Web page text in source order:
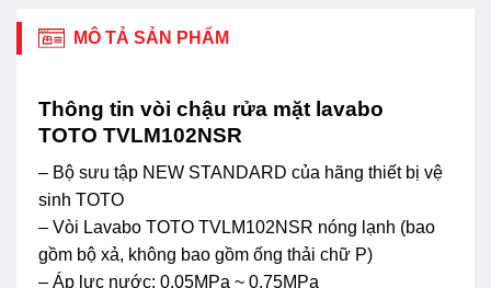
MÔ TẢ SẢN PHẨM
Thông tin vòi chậu rửa mặt lavabo
TOTO TVLM102NSR
– Bộ sưu tập NEW STANDARD của hãng thiết bị vệ
sinh TOTO
– Vòi Lavabo TOTO TVLM102NSR nóng lạnh (bao
gồm bộ xả, không bao gồm ống thải chữ P)
– Áp lực nước: 0.05MPa ~ 0.75MPa